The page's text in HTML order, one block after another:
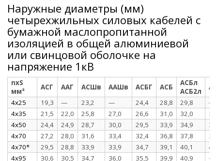
Наружные диаметры (мм)
четырехжильных силовых кабелей с
бумажной маслопропитанной
изоляцией в общей алюминиевой
или свинцовой оболочке на
напряжение 1кВ
nxS
мм²
АСГ ААГ АСШв ААШв АСБГ АСБ
АСБл
АСБ2л
4x25
19,3 — 23,2 — 24,4 28,8 29,8
—
4x35
21,5 22,0 25,8 27,0 26,6 31,0 32,0
4x50
24,4 24,9 28,7 30,0 29,5 33,9 34,9
4x70
27,2 28,0 31,6 33,4 32,4 36,8 37,8
4x70*
29,5 28,8 33,9 33,9 34,7 39,1 40,1
4x95
30,6 30,5 34,7 36,0 35,5 39,9 40,9
—